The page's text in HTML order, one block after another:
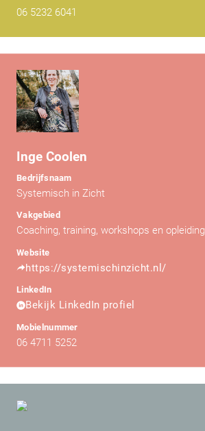
06 5232 6041
Inge Coolen
Bedrijfsnaam
Systemisch in Zicht
Vakgebied
Coaching, training, workshops en opleiding
Website
https://systemischinzicht.nl/
LinkedIn
Bekijk LinkedIn profiel
Mobielnummer
06 4711 5252